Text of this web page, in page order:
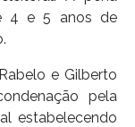
4 e 5 anos de
e Gilberto
pela
estabelecendo